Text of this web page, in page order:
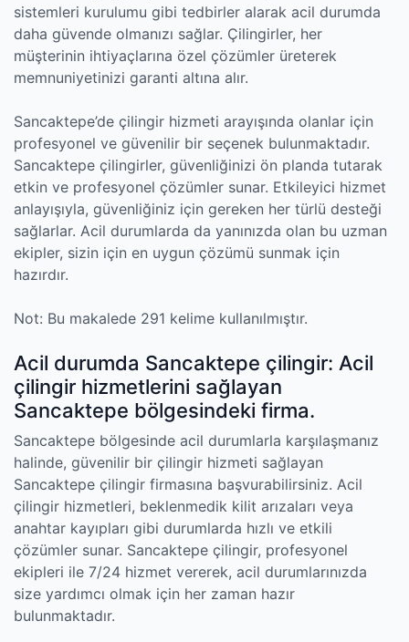
sistemleri kurulumu gibi tedbirler alarak acil durumda
daha güvende olmanızı sağlar. Çilingirler, her
müşterinin ihtiyaçlarına özel çözümler üreterek
memnuniyetinizi garanti altına alır.
Sancaktepe’de çilingir hizmeti arayışında olanlar için
profesyonel ve güvenilir bir seçenek bulunmaktadır.
Sancaktepe çilingirler, güvenliğinizi ön planda tutarak
etkin ve profesyonel çözümler sunar. Etkileyici hizmet
anlayışıyla, güvenliğiniz için gereken her türlü desteği
sağlarlar. Acil durumlarda da yanınızda olan bu uzman
ekipler, sizin için en uygun çözümü sunmak için
hazırdır.
Not: Bu makalede 291 kelime kullanılmıştır.
Acil durumda Sancaktepe çilingir: Acil
çilingir hizmetlerini sağlayan
Sancaktepe bölgesindeki firma.
Sancaktepe bölgesinde acil durumlarla karşılaşmanız
halinde, güvenilir bir çilingir hizmeti sağlayan
Sancaktepe çilingir firmasına başvurabilirsiniz. Acil
çilingir hizmetleri, beklenmedik kilit arızaları veya
anahtar kayıpları gibi durumlarda hızlı ve etkili
çözümler sunar. Sancaktepe çilingir, profesyonel
ekipleri ile 7/24 hizmet vererek, acil durumlarınızda
size yardımcı olmak için her zaman hazır
bulunmaktadır.